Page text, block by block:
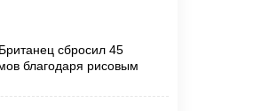
сбросил 45
благодаря рисовым